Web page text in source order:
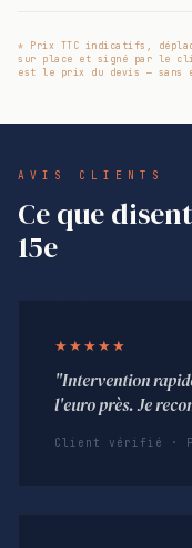
* Prix TTC indicatifs,
sur place et signé par le
est le prix du devis — sans
AVIS CLIENTS
Ce que disent
15e
★★★★★
"Intervention
l'euro près. Je
Client vérifié ·